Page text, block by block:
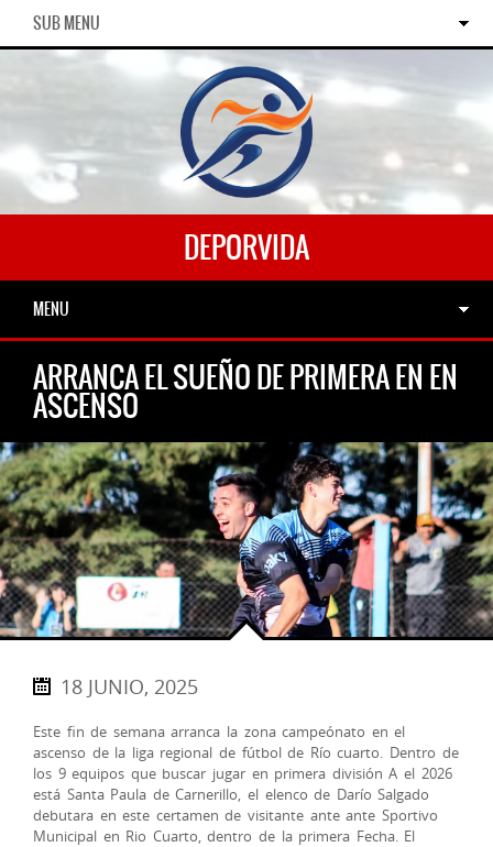
SUB MENU
DEPORVIDA
MENU
ARRANCA EL SUEÑO DE PRIMERA EN EN
ASCENSO
18 JUNIO, 2025
Este fin de semana arranca la zona campeónato en el
ascenso de la liga regional de fútbol de Río cuarto. Dentro de
los 9 equipos que buscar jugar en primera división A el 2026
está Santa Paula de Carnerillo, el elenco de Darío Salgado
debutara en este certamen de visitante ante ante Sportivo
Municipal en Rio Cuarto, dentro de la primera Fecha. El